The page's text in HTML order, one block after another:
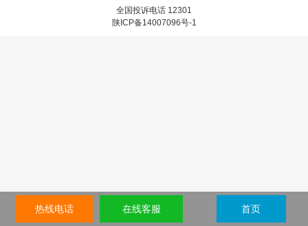
全国投诉电话 12301
陕ICP备14007096号-1
热线电话 在线客服 首页